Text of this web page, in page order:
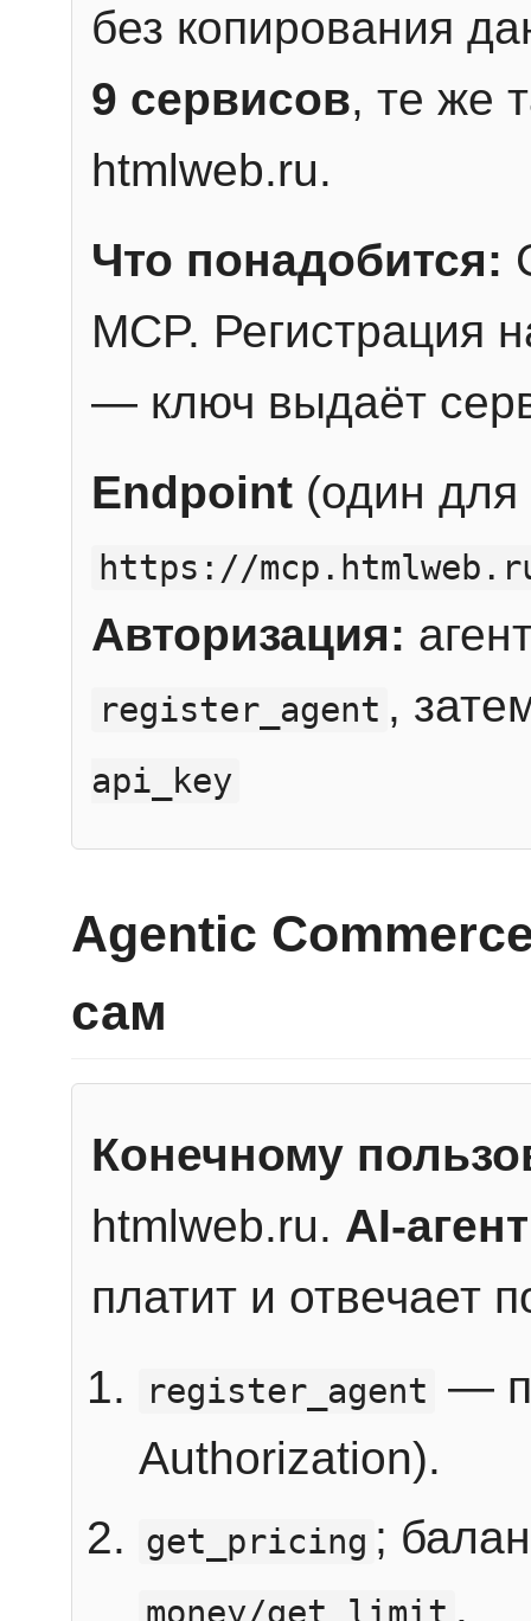
без копирования
9 сервисов, те же
htmlweb.ru.
Что понадобится:
MCP. Регистрация
— ключ выдаёт
Endpoint (один для
https://
Авторизация:
register_agent ,
api_key
Agentic
сам
Конечному
htmlweb.ru. AI-агент
платит и отвечает
register_agent —
Authorization).
get_pricing ;
.